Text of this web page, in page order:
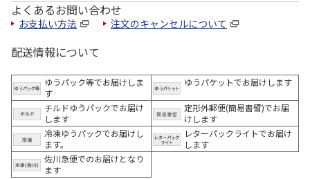
よくあるお問い合わせ
お支払い方法 注文のキャンセルについて
配送情報について
ゆうパック等でお届けしま
す
ゆうパケットでお届けします
チルドゆうパックでお届け
します
定形外郵便(簡易書留)でお届
けします
冷凍ゆうパックでお届けし
ます。
レターパックライトでお届け
します
佐川急便でのお届けとなり
ます